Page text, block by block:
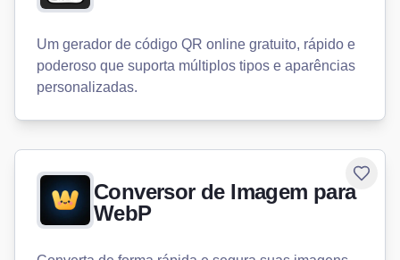
Um gerador de código QR online gratuito, rápido e
poderoso que suporta múltiplos tipos e aparências
personalizadas.
Conversor de Imagem para
WebP